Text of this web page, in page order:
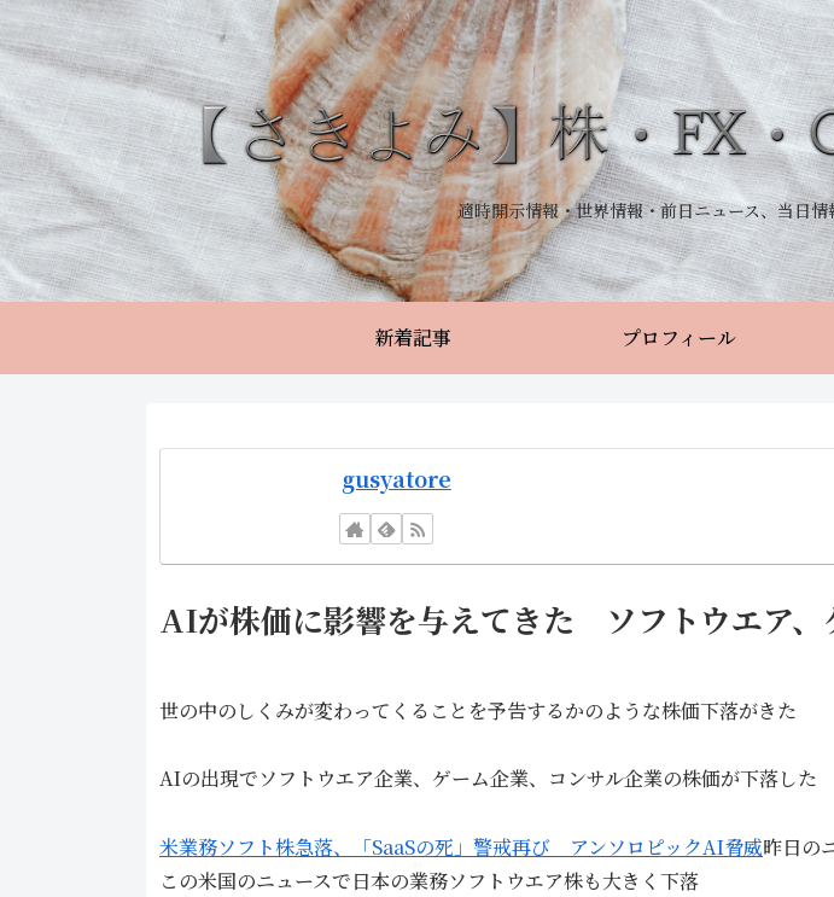
適時開示情報・世界情報・前日ニュース、当日
新着記事 プロフィール
gusyatore
AIが株価に影響を与えてきた ソフトウエア、
世の中のしくみが変わってくることを予告するかのような株価下落がきた
AIの出現でソフトウエア企業、ゲーム企業、コンサル企業の株価が下落した
米業務ソフト株急落、「SaaSの死」警戒再び アンソロピックAI脅威昨日の
この米国のニュースで日本の業務ソフトウエア株も大きく下落